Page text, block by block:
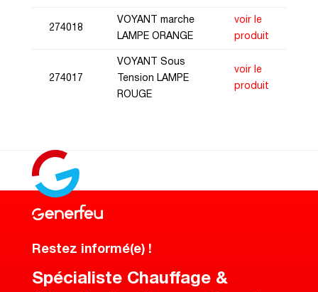
274018
VOYANT marche
LAMPE ORANGE
voir le
produit
274017
VOYANT Sous
Tension LAMPE
ROUGE
voir le
produit
Restez informé(e) !
Spécialiste Chauffage &